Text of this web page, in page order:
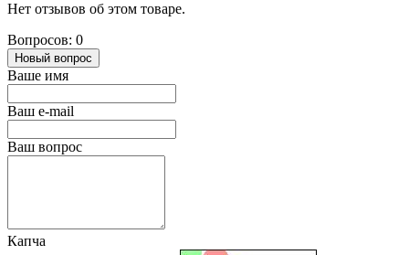
Нет отзывов об этом товаре.
Вопросов: 0
Новый вопрос
Ваше имя
Ваш e-mail
Ваш вопрос
Капча